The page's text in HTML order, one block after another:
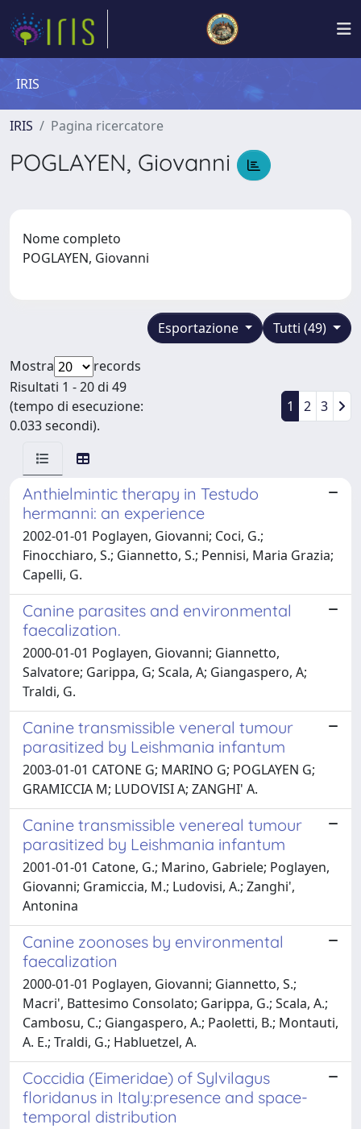
IRIS
IRIS Pagina ricercatore
POGLAYEN, Giovanni
Nome completo
POGLAYEN, Giovanni
Tutti (49)
Esportazione
Mostra
records
Risultati 1 - 20 di 49
(tempo di esecuzione:
0.033 secondi).
1 2 3
Anthielmintic therapy in Testudo
hermanni: an experience
2002-01-01 Poglayen, Giovanni; Coci, G.;
Finocchiaro, S.; Giannetto, S.; Pennisi, Maria Grazia;
Capelli, G.
Canine parasites and environmental
faecalization.
2000-01-01 Poglayen, Giovanni; Giannetto,
Salvatore; Garippa, G; Scala, A; Giangaspero, A;
Traldi, G.
Canine transmissible veneral tumour
parasitized by Leishmania infantum
2003-01-01 CATONE G; MARINO G; POGLAYEN G;
GRAMICCIA M; LUDOVISI A; ZANGHI' A.
Canine transmissible venereal tumour
parasitized by Leishmania infantum
2001-01-01 Catone, G.; Marino, Gabriele; Poglayen,
Giovanni; Gramiccia, M.; Ludovisi, A.; Zanghi',
Antonina
Canine zoonoses by environmental
faecalization
2000-01-01 Poglayen, Giovanni; Giannetto, S.;
Macri', Battesimo Consolato; Garippa, G.; Scala, A.;
Cambosu, C.; Giangaspero, A.; Paoletti, B.; Montauti,
A. E.; Traldi, G.; Habluetzel, A.
Coccidia (Eimeridae) of Sylvilagus
floridanus in Italy:presence and space-
temporal distribution